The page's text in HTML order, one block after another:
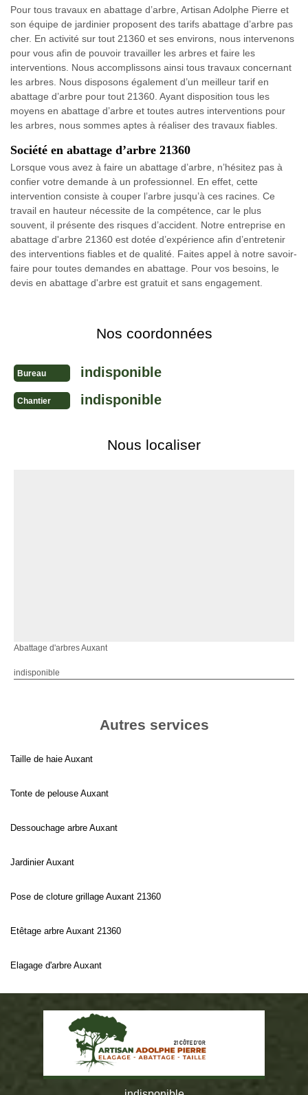
Pour tous travaux en abattage d’arbre, Artisan Adolphe Pierre et
son équipe de jardinier proposent des tarifs abattage d’arbre pas
cher. En activité sur tout 21360 et ses environs, nous intervenons
pour vous afin de pouvoir travailler les arbres et faire les
interventions. Nous accomplissons ainsi tous travaux concernant
les arbres. Nous disposons également d’un meilleur tarif en
abattage d’arbre pour tout 21360. Ayant disposition tous les
moyens en abattage d’arbre et toutes autres interventions pour
les arbres, nous sommes aptes à réaliser des travaux fiables.
Société en abattage d’arbre 21360
Lorsque vous avez à faire un abattage d’arbre, n’hésitez pas à
confier votre demande à un professionnel. En effet, cette
intervention consiste à couper l’arbre jusqu’à ces racines. Ce
travail en hauteur nécessite de la compétence, car le plus
souvent, il présente des risques d’accident. Notre entreprise en
abattage d'arbre 21360 est dotée d’expérience afin d’entretenir
des interventions fiables et de qualité. Faites appel à notre savoir-
faire pour toutes demandes en abattage. Pour vos besoins, le
devis en abattage d'arbre est gratuit et sans engagement.
Nos coordonnées
Bureau indisponible
Chantier indisponible
Nous localiser
Abattage d'arbres Auxant
indisponible
Autres services
Taille de haie Auxant
Tonte de pelouse Auxant
Dessouchage arbre Auxant
Jardinier Auxant
Pose de cloture grillage Auxant 21360
Etêtage arbre Auxant 21360
Elagage d'arbre Auxant